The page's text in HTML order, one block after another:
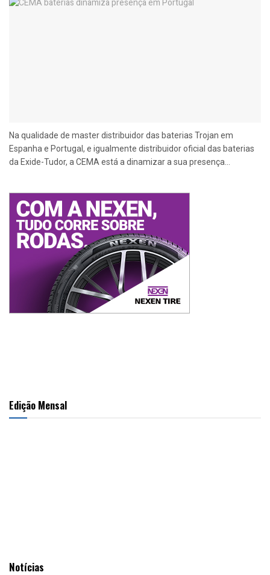
Na qualidade de master distribuidor das baterias Trojan em
Espanha e Portugal, e igualmente distribuidor oficial das baterias
da Exide-Tudor, a CEMA está a dinamizar a sua presença...
Edição Mensal
Notícias